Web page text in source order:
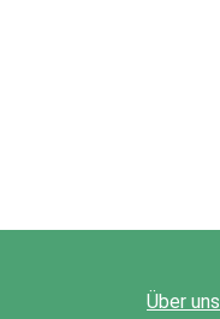
Über uns